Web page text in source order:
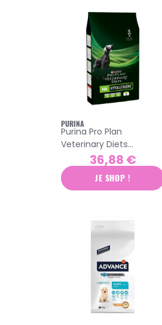
PURINA
Purina Pro Plan
Veterinary Diets
hypoallergenic
croquettes chien 3kg
36,88 €
JE SHOP !